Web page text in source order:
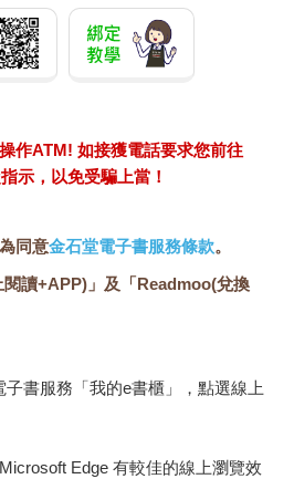
的一聲拍在他的腦袋上，「你這孩
著頭問：「我們真的非移民不可
才那麼強硬了。「說實話，我也很捨
你爸難得被派遣去管理子公司，是很
要全家人一起，不然一個在東一個在
要面子。」陳鈞浩冷笑，說完便夾起
陳爸爸的諷刺，「總之你再去找找，
找好學校報名了。」
許久才心不甘情不願地回了句「知道
鈞浩坐在石桌前敲著筆電，眼神專注
作ATM! 如接獲電話要求您前往
示，以免受騙上當！
同意金石堂電子書服務條款。
讀+APP)」及「Readmoo(兌換
書服務「我的e書櫃」，點選線上
Edge 有較佳的線上瀏覽效